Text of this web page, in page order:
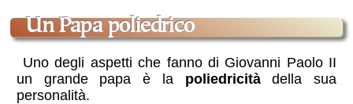
un Papa poliedrico
Uno degli aspetti che fanno di Giovanni Paolo II
un grande papa è la poliedricitàdella sua
personalità.